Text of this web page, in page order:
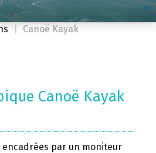
Canoë Kayak
Canoë Kayak
encadrées par un moniteur